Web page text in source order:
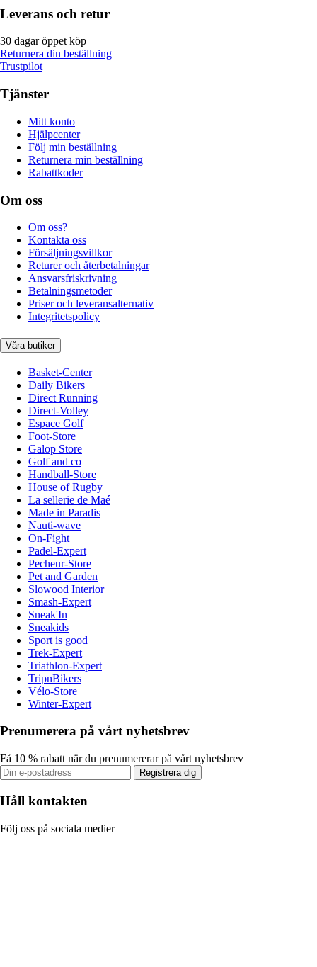
Leverans och retur
30 dagar öppet köp
Returnera din beställning
Trustpilot
Tjänster
Mitt konto
Hjälpcenter
Följ min beställning
Returnera min beställning
Rabattkoder
Om oss
Om oss?
Kontakta oss
Försäljningsvillkor
Returer och återbetalningar
Ansvarsfriskrivning
Betalningsmetoder
Priser och leveransalternativ
Integritetspolicy
Våra butiker
Basket-Center
Daily Bikers
Direct Running
Direct-Volley
Espace Golf
Foot-Store
Galop Store
Golf and co
Handball-Store
House of Rugby
La sellerie de Maé
Made in Paradis
Nauti-wave
On-Fight
Padel-Expert
Pecheur-Store
Pet and Garden
Slowood Interior
Smash-Expert
Sneak'In
Sneakids
Sport is good
Trek-Expert
Triathlon-Expert
TripnBikers
Vélo-Store
Winter-Expert
Prenumerera på vårt nyhetsbrev
Få 10 % rabatt när du prenumererar på vårt nyhetsbrev
Registrera dig
Håll kontakten
Följ oss på sociala medier